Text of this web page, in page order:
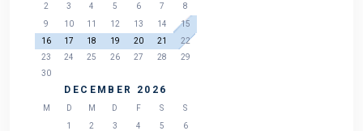
2
3 4 5 6 7
8
9
10 11 12 13 14
15
16
17 18 19 20 21
22
23
24 25 26 27 28
29
30
DECEMBER 2026
M D M D F S
S
1
2 3 4 5
6